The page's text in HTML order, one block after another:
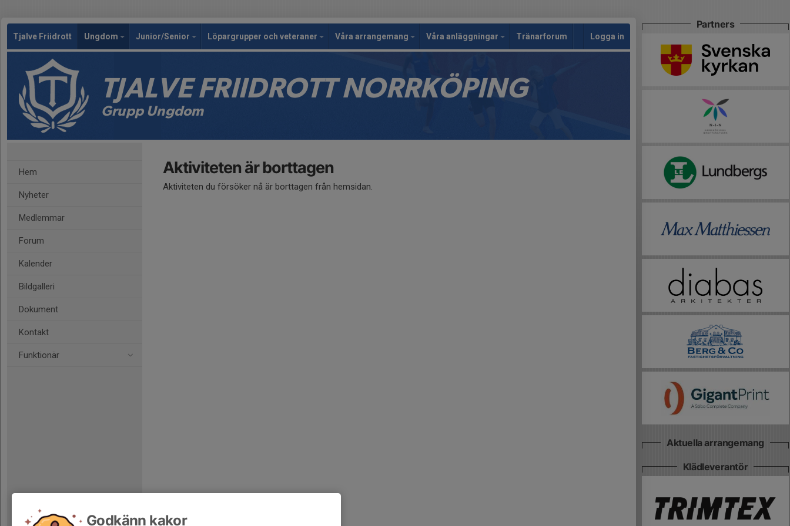
Tjalve Friidrott Ungdom Junior/Senior Löpargrupper och veteraner Våra arrangemang Våra anläggningar Tränarforum Logga in
TJALVE FRIIDROTT NORRKÖPING
Grupp Ungdom
Hem
Nyheter
Medlemmar
Forum
Kalender
Bildgalleri
Dokument
Kontakt
Funktionär
Aktiviteten är borttagen
Aktiviteten du försöker nå är borttagen från hemsidan.
Partners
Aktuella arrangemang
Klädleverantör
Godkänn kakor